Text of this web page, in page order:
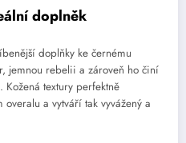
doplněk
doplňky ke černému
jemnou rebelii a zároveň ho činí
textury perfektně
overalu a vytváří tak vyvážený a